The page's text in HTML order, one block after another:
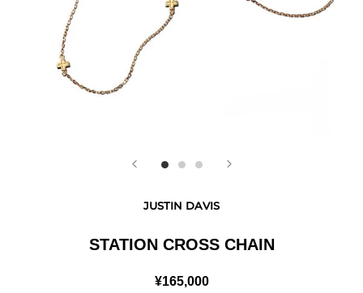
JUSTIN DAVIS
STATION CROSS CHAIN
¥165,000